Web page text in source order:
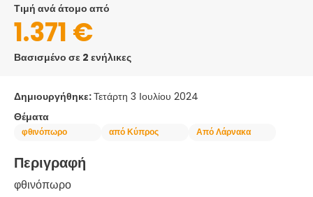
τιμή ανά άτομο από
1.371 €
Βασισμένο σε 2 ενήλικες
Δημιουργήθηκε:Τετάρτη 3 Ιουλίου 2024
Θέματα
φθινόπωρο από Κύπρος Από Λάρνακα
Περιγραφή
φθινόπωρο